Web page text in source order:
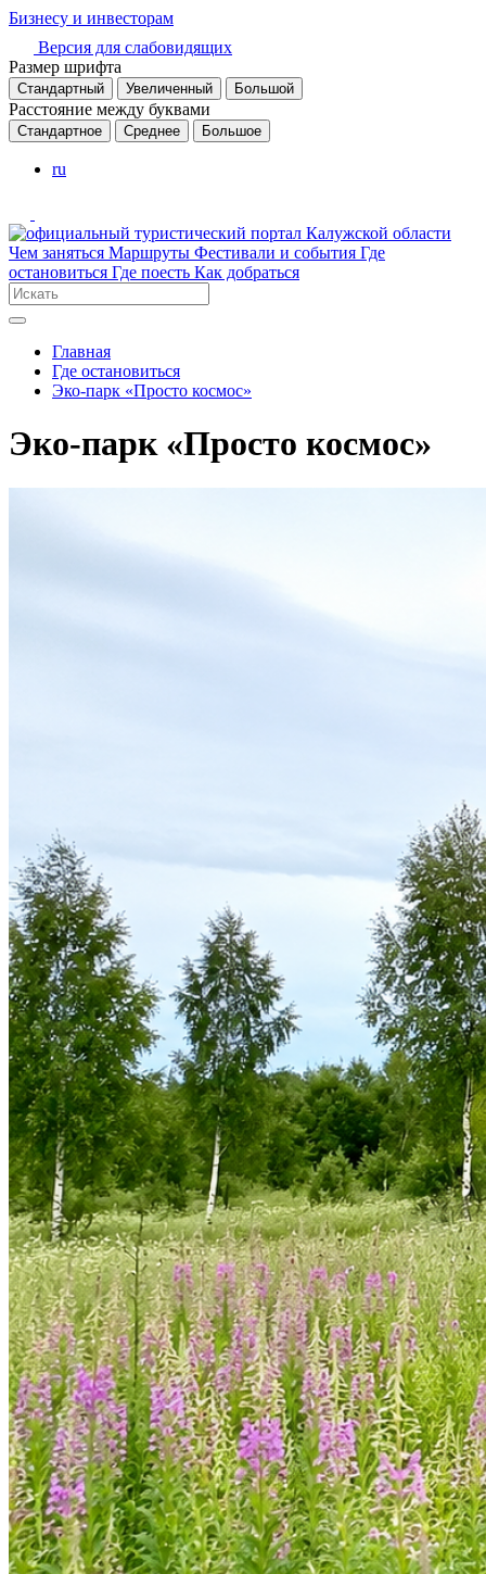
Бизнесу и инвесторам
Версия для слабовидящих
Размер шрифта
Стандартный Увеличенный Большой
Расстояние между буквами
Стандартное Среднее Большое
ru
Чем заняться Маршруты Фестивали и события Где
остановиться Где поесть Как добраться
Главная
Где остановиться
Эко-парк «Просто космос»
Эко-парк «Просто космос»